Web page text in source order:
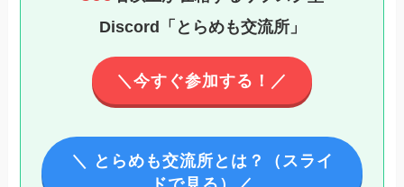
Discord「とらめも交流所」
＼今すぐ参加する！／
＼ とらめも交流所とは？（スライ